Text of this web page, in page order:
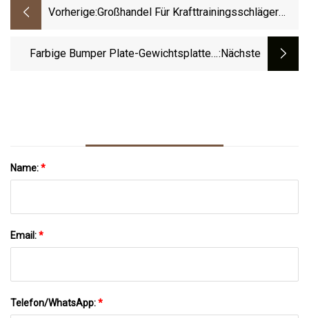
Vorherige:Großhandel Für Krafttrainingsschläger
Mit Freien Gewichten
Farbige Bumper Plate-Gewichtsplatten,:nächste
Name:*
Email:*
Telefon/WhatsApp:*